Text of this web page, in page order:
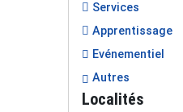
Services
Apprentissage
Evénementiel
Autres
Localités